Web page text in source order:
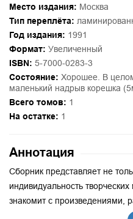
Место издания: Москва
Тип переплёта:
Год издания: 1991
Формат: Увеличенный
ISBN: 5-7000-0283-3
Состояние: Хорошее. В
маленький надрыв корешка
Всего томов: 1
На остатке: 1
Аннотация
Сборник представляет не
индивидуальность
знакомит с произведениями,